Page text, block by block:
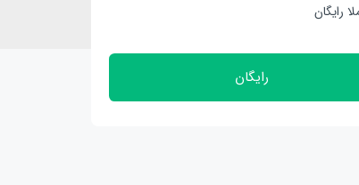
رایگان
رایگان